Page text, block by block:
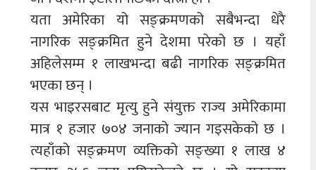
यता अमेरिका यो सङ्क्रमणको सबैभन्दा धेरै
नागरिक सङ्क्रमित हुने देशमा परेको छ । यहाँ
अहिलेसम्म १ लाखभन्दा बढी नागरिक सङ्क्रमित
भएका छन् ।
यस भाइरसबाट मृत्यु हुने संयुक्त राज्य अमेरिकामा
मात्र १ हजार ७०४ जनाको ज्यान गइसकेको छ ।
त्यहाँको सङ्क्रमण व्यक्तिको सङ्ख्या १ लाख ४